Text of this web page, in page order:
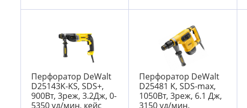
Перфоратор DeWalt
D25143K-KS, SDS+,
900Вт, 3реж, 3.2Дж, 0-
5350 уд/мин, кейс
Перфоратор DeWalt
D25481 K, SDS-max,
1050Вт, 3реж, 6.1 Дж,
3150 уд/мин.